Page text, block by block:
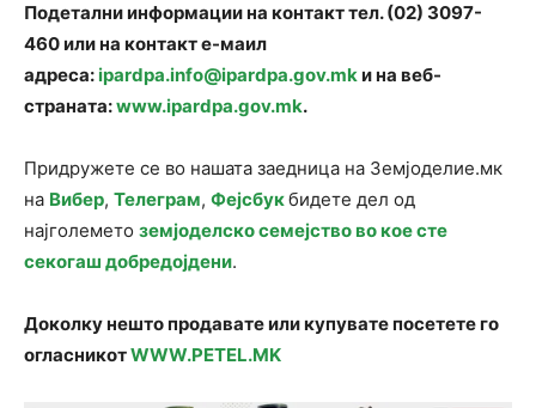
Подетални информации на контакт тел. (02) 3097-
460 или на контакт е-маил
адреса: ipardpa.info@ipardpa.gov.mkи на веб-
страната:www.ipardpa.gov.mk.
Придружете се во нашата заедница на Земјоделие.мк
на Вибер, Телеграм, Фејсбукбидете дел од
најголемето земјоделско семејство во кое сте
секогаш добредојдени.
Доколку нешто продавате или купувате посетете го
огласникотWWW.PETEL.MK